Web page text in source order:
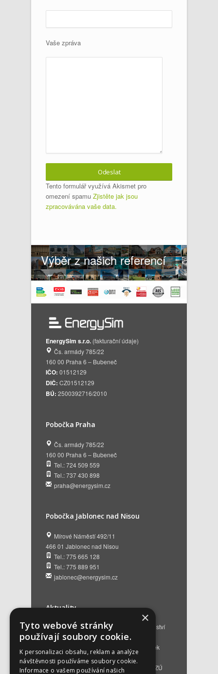
Vaše zpráva
Tento formulář využívá Akismet pro
omezení spamu Zjistěte jak jsou
zpracovávána vaše data.
Výběr z našich referencí
EnergySim s.r.o. (fakturační údaje)
Čs. armády 785/22
160 00 Praha 6 – Bubeneč
IČO: 01512129
DIČ: CZ01512129
BÚ: 2500392716/2010
Pobočka Praha
Čs. armády 785/22
160 00 Praha 6 – Bubeneč
Tel.: 724 509 559
Tel.: 737 430 898
praha@energysim.cz
Pobočka Jablonec nad Nisou
Mírové Náměstí 492/11
466 01 Jablonec nad Nisou
Tel.: 775 665 128
Tel.: 775 889 951
jablonec@energysim.cz
Aktuality
Renovační pasy budov a dotační poradenství
12. 6. 2026
Přehled hlavních změn a nových podmínek
NZÚ 2026 28. 5. 2026
Kompenzace za projektovou přípravu v NZÚ
×
Tyto webové stránky
používají soubory cookie.
K personalizaci obsahu, reklam a analýze
návštěvnosti používáme soubory cookie.
Informace o vašem používání našich